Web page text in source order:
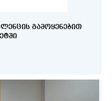
ᲒᲐᲛᲝᲧᲔᲜᲔᲑᲘᲗ